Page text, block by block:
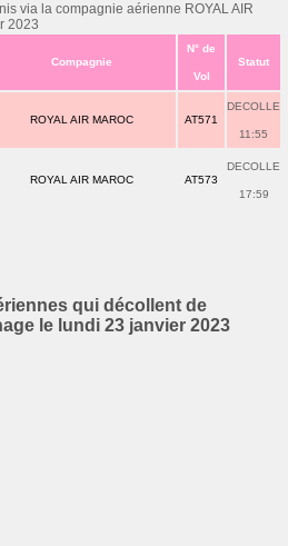
via la compagnie aérienne ROYAL AIR
2023
Compagnie
N° de
Vol
Statut
ROYAL AIR MAROC AT571
DECOLLE
11:55
ROYAL AIR MAROC AT573
DECOLLE
17:59
qui décollent de
le lundi 23 janvier 2023